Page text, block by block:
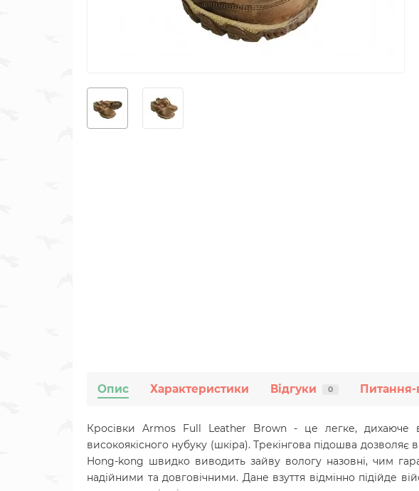
Опис Характеристики Відгуки 0 Питання-
Кросівки Armos Full Leather Brown - це легке, дихаюче
високоякісного нубуку (шкіра). Трекінгова підошва дозволяє
Hong-kong швидко виводить зайву вологу назовні, чим
надійними та довговічними. Дане взуття відмінно підійде